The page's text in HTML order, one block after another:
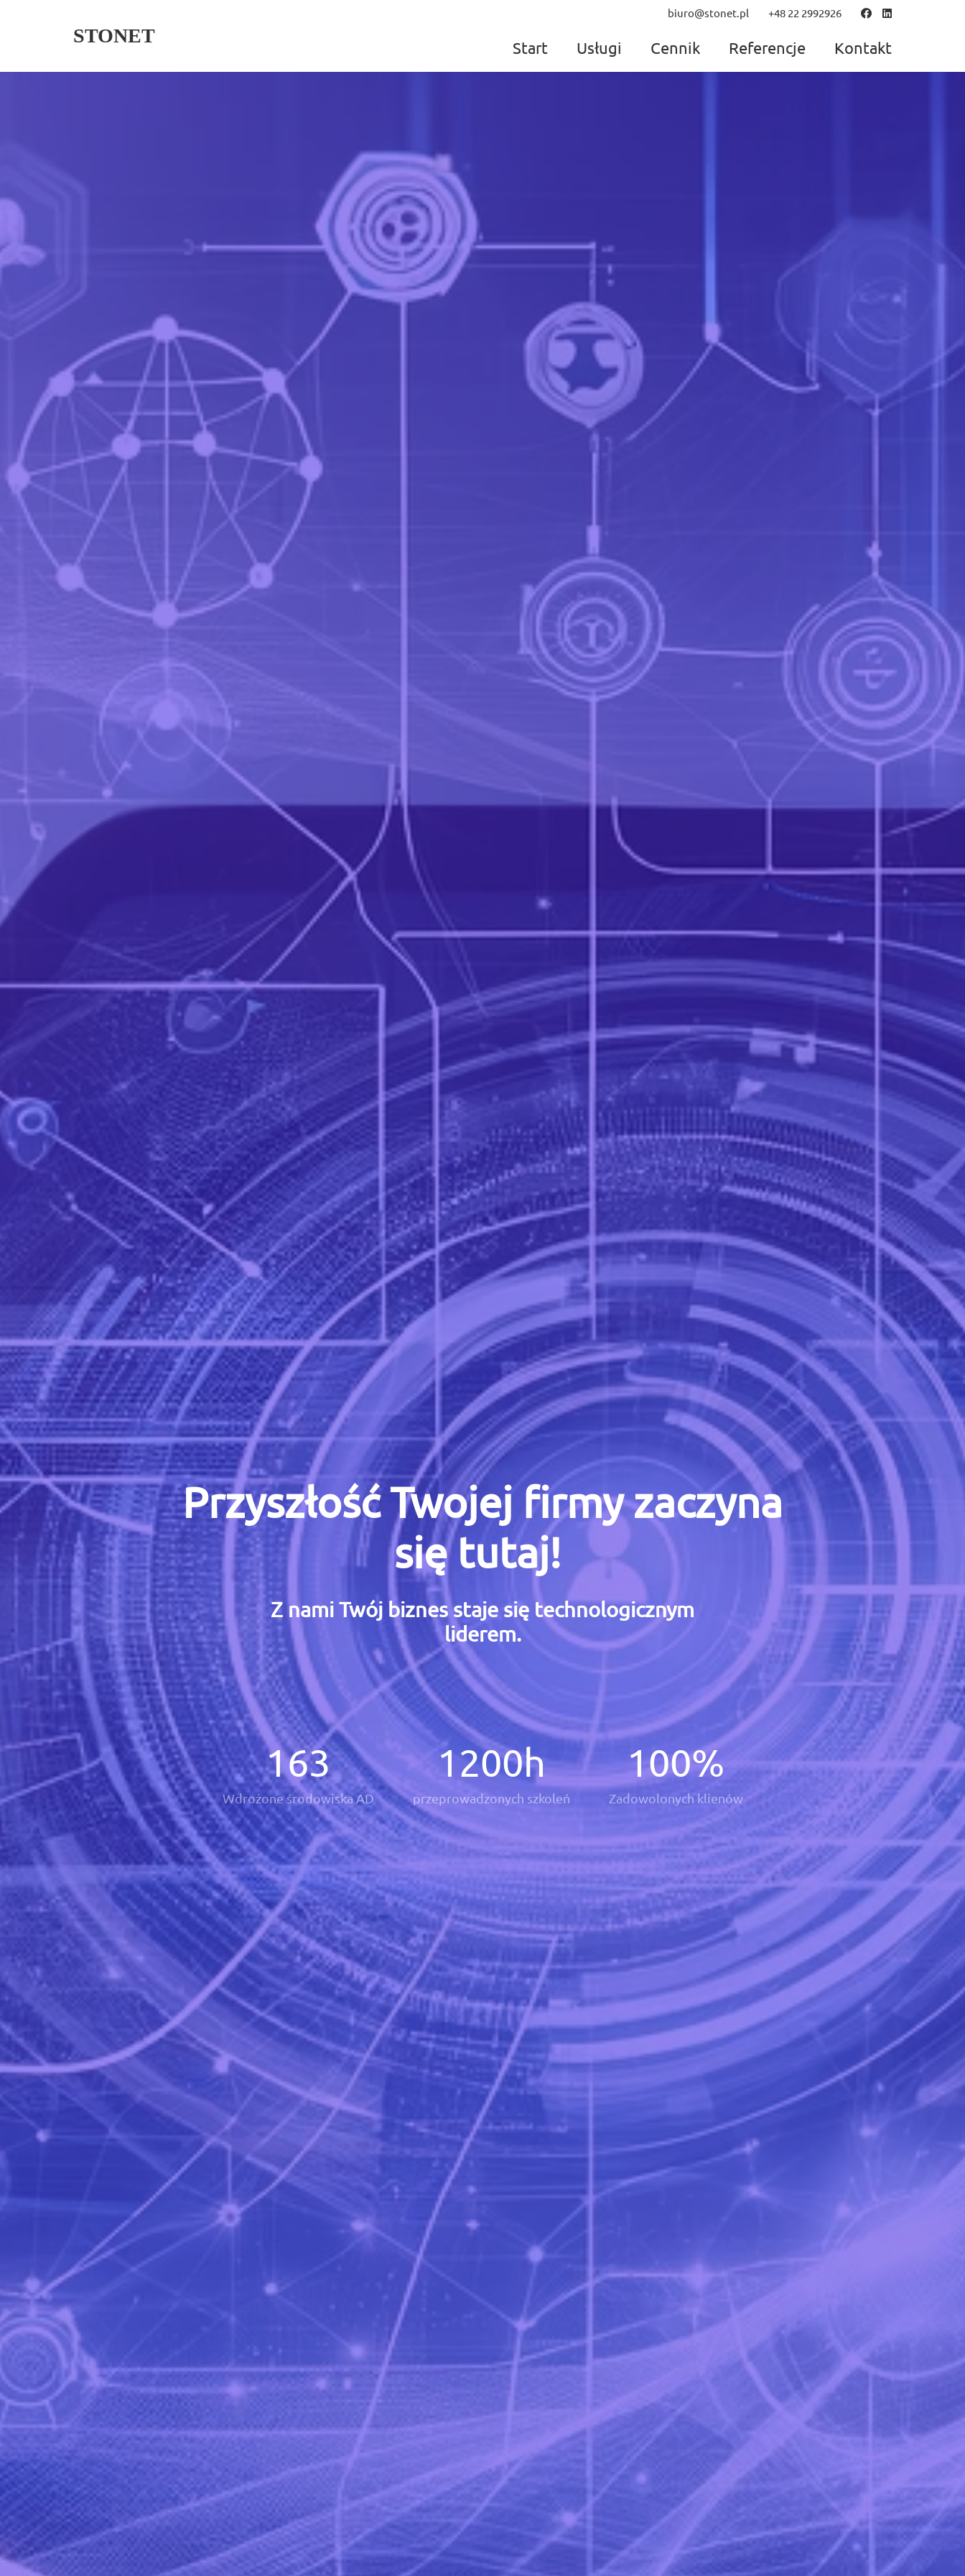
STONET
biuro@stonet.pl +48 22 2992926
Start Usługi Cennik Referencje Kontakt
Przyszłość Twojej firmy zaczyna
się tutaj!
Z nami Twój biznes staje się technologicznym
liderem.
163
Wdrożone środowiska AD
1200h
przeprowadzonych szkoleń
100%
Zadowolonych klienów